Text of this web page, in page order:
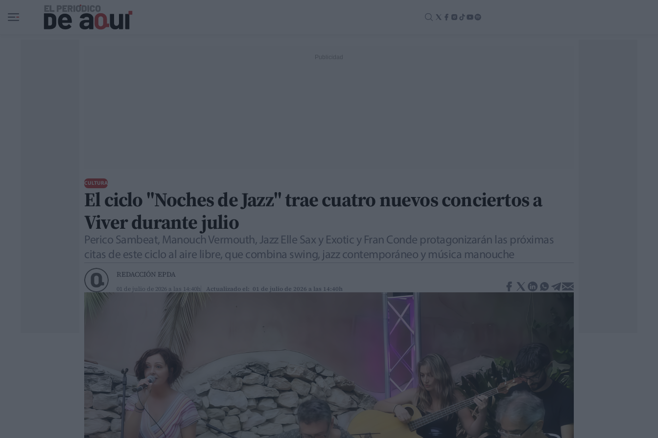
Ir al contenido principal
CULTURA
El ciclo "Noches de Jazz" trae cuatro nuevos conciertos a
Viver durante julio
Perico Sambeat, Manouch Vermouth, Jazz Elle Sax y Exotic y Fran Conde protagonizarán las próximas
citas de este ciclo al aire libre, que combina swing, jazz contemporáneo y música manouche
REDACCIÓN EPDA
01 de julio de 2026 a las 14:40h Actualizado el: 01 de julio de 2026 a las 14:40h